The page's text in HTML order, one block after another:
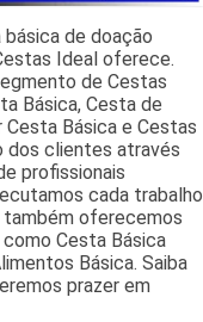
de doação
Ideal oferece.
de Cestas
Básica, Cesta de
Cesta Básica e Cestas
dos clientes através
profissionais
cada trabalho
também oferecemos
Cesta Básica
Básica. Saiba
prazer em